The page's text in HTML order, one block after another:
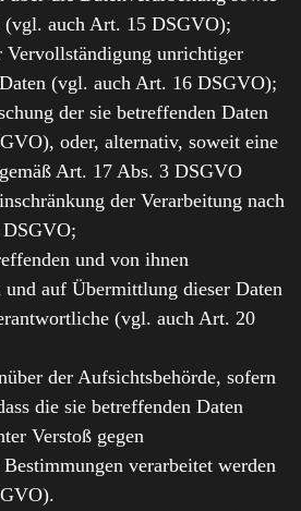
(vgl. auch Art. 15 DSGVO);
unrichtiger
(vgl. auch Art. 16 DSGVO);
der sie betreffenden Daten
oder, alternativ, soweit eine
Art. 17 Abs. 3 DSGVO
der Verarbeitung nach
und von ihnen
und auf Übermittlung dieser Daten
(vgl. auch Art. 20
der Aufsichtsbehörde, sofern
die sie betreffenden Daten
Verstoß gegen
verarbeitet werden